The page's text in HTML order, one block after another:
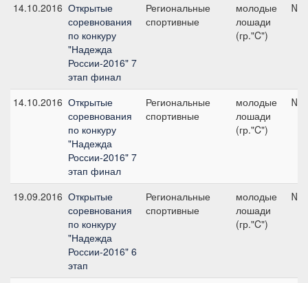
14.10.2016 Открытые
соревнования
по конкуру
"Надежда
России-2016" 7
этап финал
Региональные
спортивные
молодые
лошади
(гр."C")
14.10.2016 Открытые
соревнования
по конкуру
"Надежда
России-2016" 7
этап финал
Региональные
спортивные
молодые
лошади
(гр."C")
19.09.2016 Открытые
соревнования
по конкуру
"Надежда
России-2016" 6
этап
Региональные
спортивные
молодые
лошади
(гр."C")